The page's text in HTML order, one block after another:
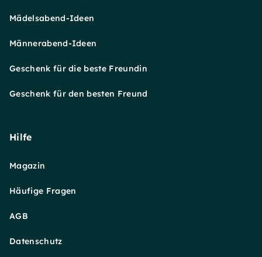
Mädelsabend-Ideen
Männerabend-Ideen
Geschenk für die beste Freundin
Geschenk für den besten Freund
Hilfe
Magazin
Häufige Fragen
AGB
Datenschutz